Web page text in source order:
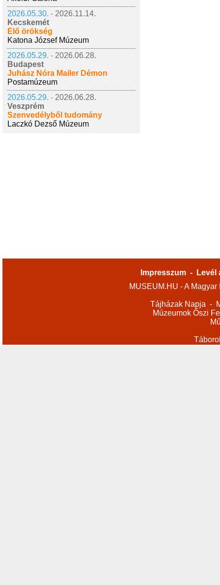
2026.05.30. - 2026.11.14.
Kecskemét
Élő örökség
Katona József Múzeum
2026.05.29. - 2026.06.28.
Budapest
Juhász Nóra Mailer Démon
Postamúzeum
2026.05.29. - 2026.06.28.
Veszprém
Szenvedélyből tudomány
Laczkó Dezső Múzeum
Impresszum -
Levél
MUSEUM.HU - A
Tájházak Napja -
Múzeumok Őszi